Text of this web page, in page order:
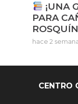
¡UNA
PARA
hace 2
CENTRO